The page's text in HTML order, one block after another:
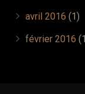
avril 2016 (1)
février 2016